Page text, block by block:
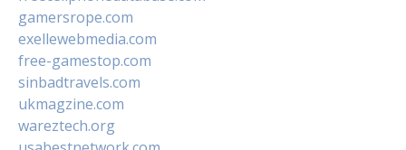
gamersrope.com
exellewebmedia.com
free-gamestop.com
sinbadtravels.com
ukmagzine.com
wareztech.org